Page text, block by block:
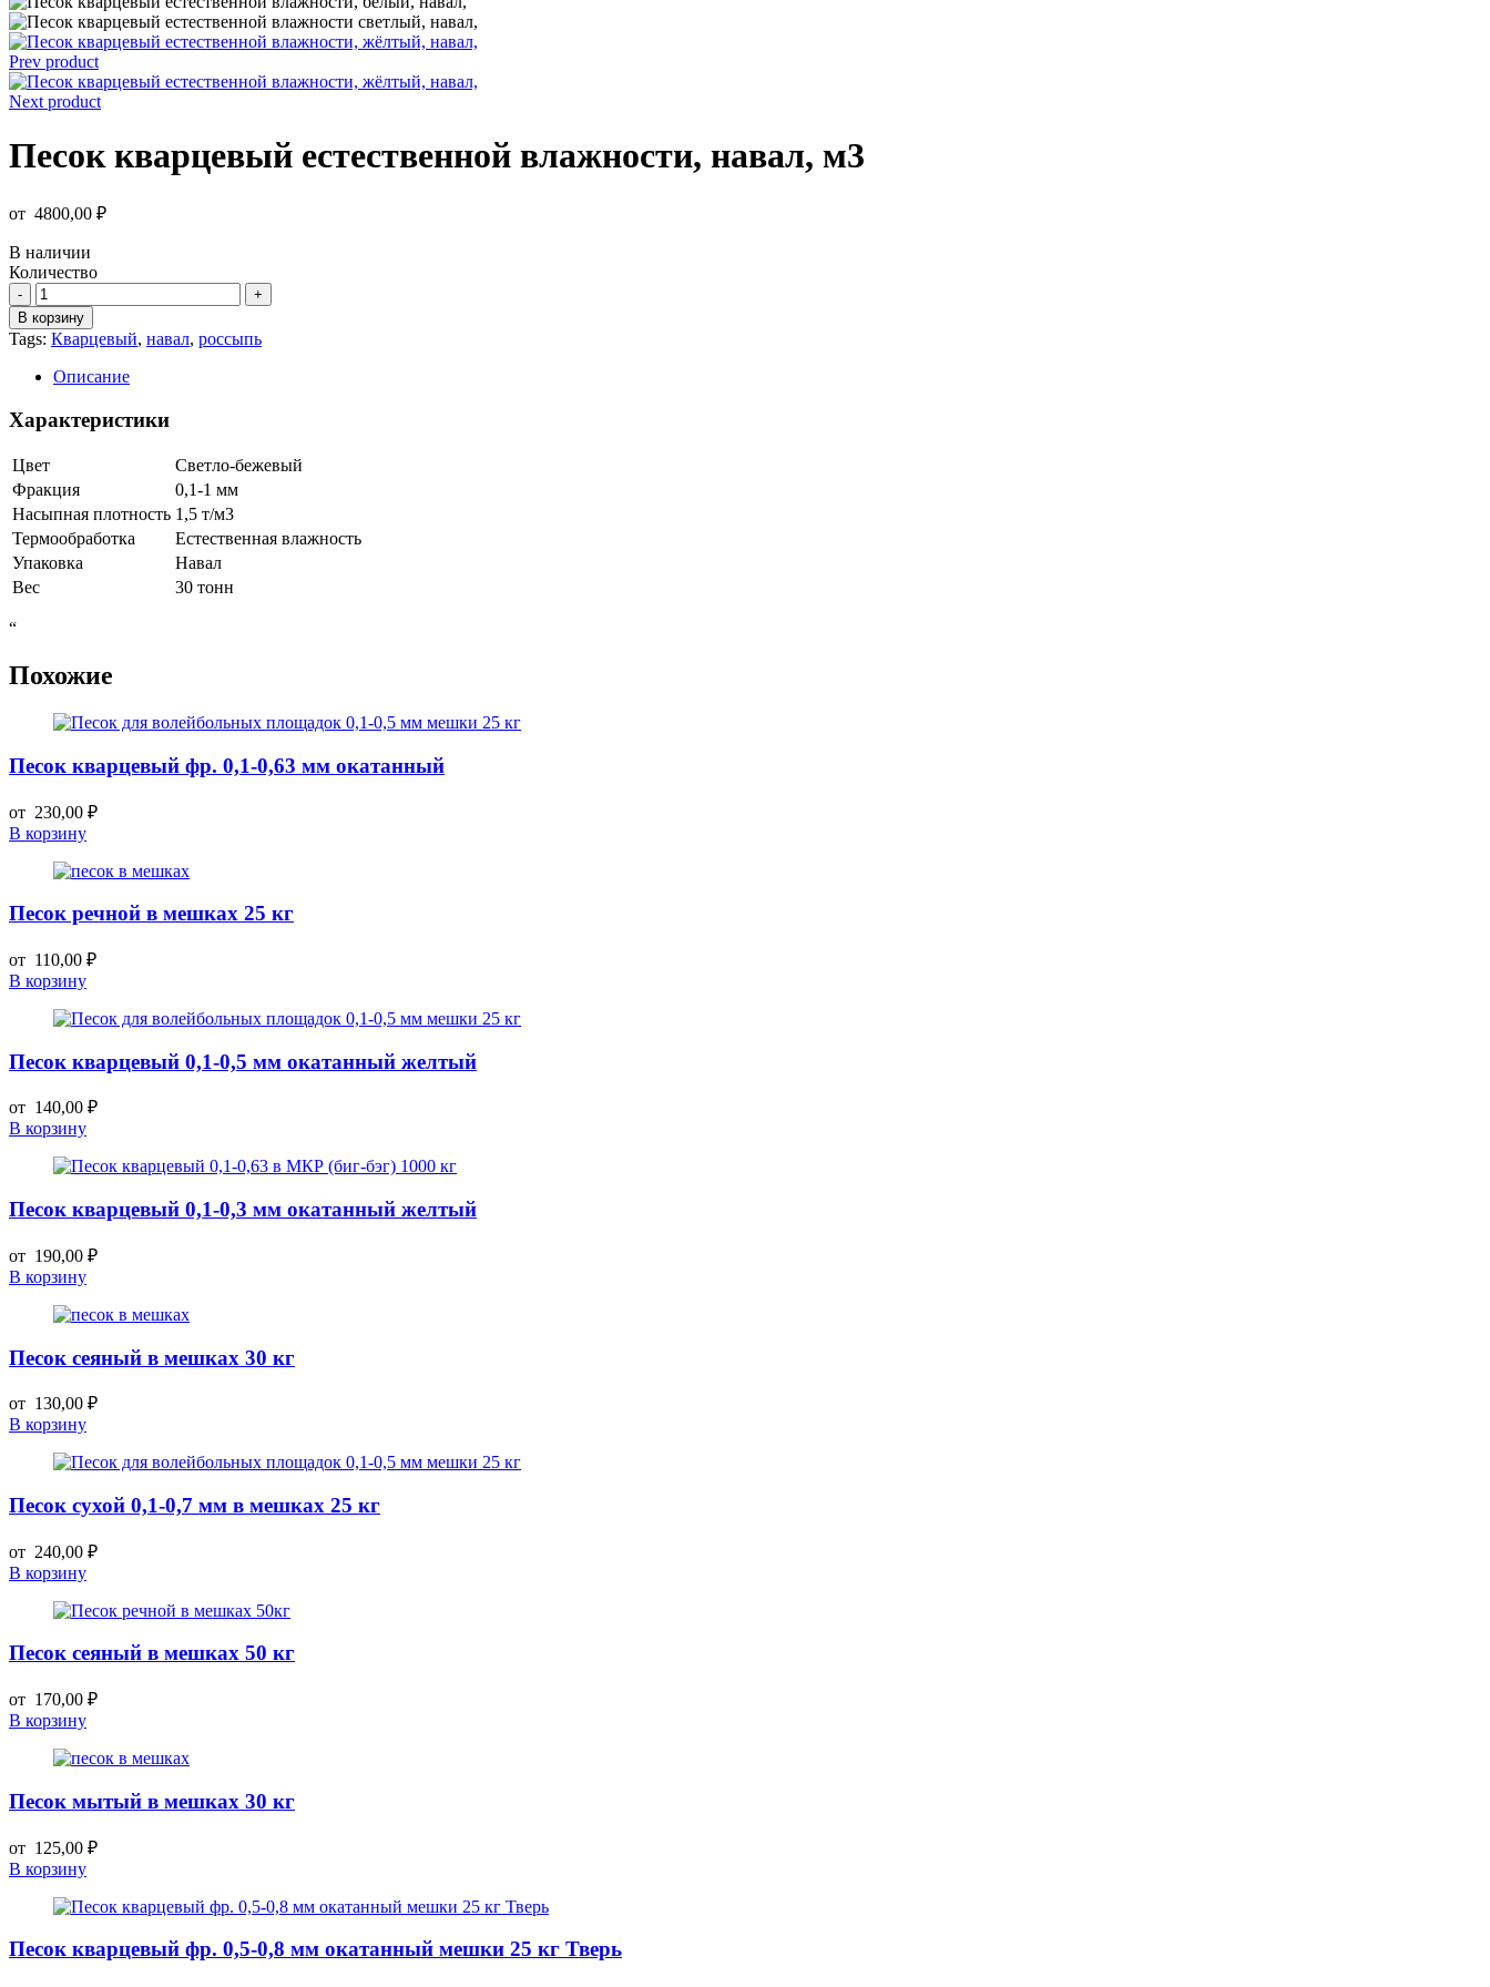
Prev product
Next product
Песок кварцевый естественной влажности, навал, м3
от 4800,00 ₽
В наличии
Количество
Количество
товара
Песок
кварцевый
естественной
влажности,
м3
В корзину
Tags: Кварцевый, навал, россыпь
Описание
Характеристики
Цвет
Светло-бежевый
Фракция
0,1-1 мм
Насыпная плотность 1,5 т/м3
Термообработка
Естественная влажность
Упаковка
Навал
Вес
30 тонн
“
Похожие
Песок кварцевый фр. 0,1-0,63 мм окатанный
от 230,00 ₽
В корзину
Песок речной в мешках 25 кг
от 110,00 ₽
В корзину
Песок кварцевый 0,1-0,5 мм окатанный желтый
от 140,00 ₽
В корзину
Песок кварцевый 0,1-0,3 мм окатанный желтый
от 190,00 ₽
В корзину
Песок сеяный в мешках 30 кг
от 130,00 ₽
В корзину
Песок сухой 0,1-0,7 мм в мешках 25 кг
от 240,00 ₽
В корзину
Песок сеяный в мешках 50 кг
от 170,00 ₽
В корзину
Песок мытый в мешках 30 кг
от 125,00 ₽
В корзину
Песок кварцевый фр. 0,5-0,8 мм окатанный мешки 25 кг Тверь